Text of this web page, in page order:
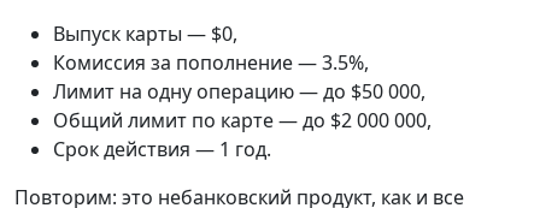
Выпуск карты — $0,
Комиссия за пополнение — 3.5%,
Лимит на одну операцию — до $50 000,
Общий лимит по карте — до $2 000 000,
Срок действия — 1 год.
Повторим: это небанковский продукт, как и все